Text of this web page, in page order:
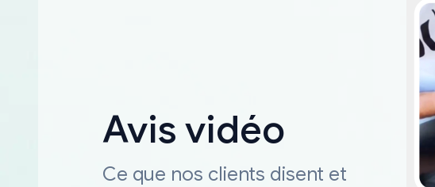
Avis vidéo
Ce que nos clients disent et